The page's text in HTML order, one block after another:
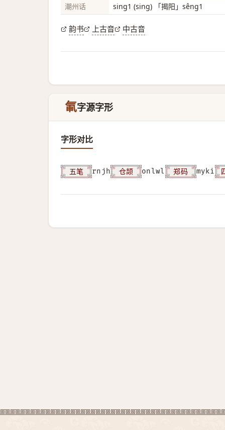
潮州话
sing1 (sing) 「揭阳」sêng1
韵书 上古音 中古音
氠字源字形
字形对比
五笔 rnjh 仓颉 onlwl 郑码 myki